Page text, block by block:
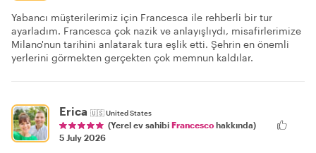
Yabancı müşterilerimiz için Francesca ile rehberli bir tur
ayarladım. Francesca çok nazik ve anlayışlıydı, misafirlerimize
Milano'nun tarihini anlatarak tura eşlik etti. Şehrin en önemli
yerlerini görmekten gerçekten çok memnun kaldılar.
Erica 🇺🇸United States
(Yerel ev sahibi Francesco hakkında)
5 July 2026